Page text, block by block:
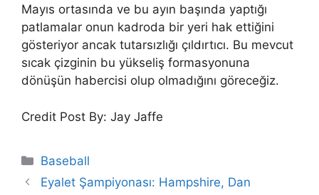
Mayıs ortasında ve bu ayın başında yaptığı
patlamalar onun kadroda bir yeri hak ettiğini
gösteriyor ancak tutarsızlığı çıldırtıcı. Bu mevcut
sıcak çizginin bu yükseliş formasyonuna
dönüşün habercisi olup olmadığını göreceğiz.
Credit Post By: Jay Jaffe
Categories
Baseball
Eyalet Şampiyonası: Hampshire, Dan